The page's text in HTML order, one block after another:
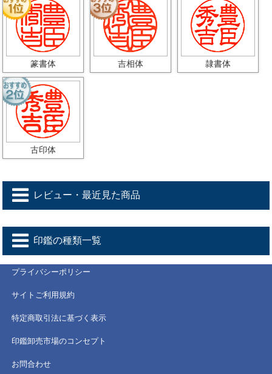
篆書体 吉相体 隷書体
古印体
レビュー・最近見た商品
印鑑の種類一覧
プライバシーポリシー
サイトご利用規約
特定商取引法に基づく表示
印鑑卸売市場のコンセプト
お問合わせ